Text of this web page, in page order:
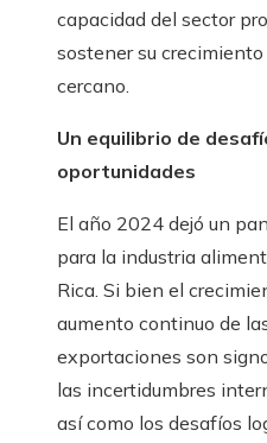
capacidad del sector
sostener su
cercano.
Un equilibrio de
oportunidades
El año 2024 dejó un
para la industria
Rica. Si bien el
aumento continuo de
exportaciones son
las incertidumbres
así como los desafíos